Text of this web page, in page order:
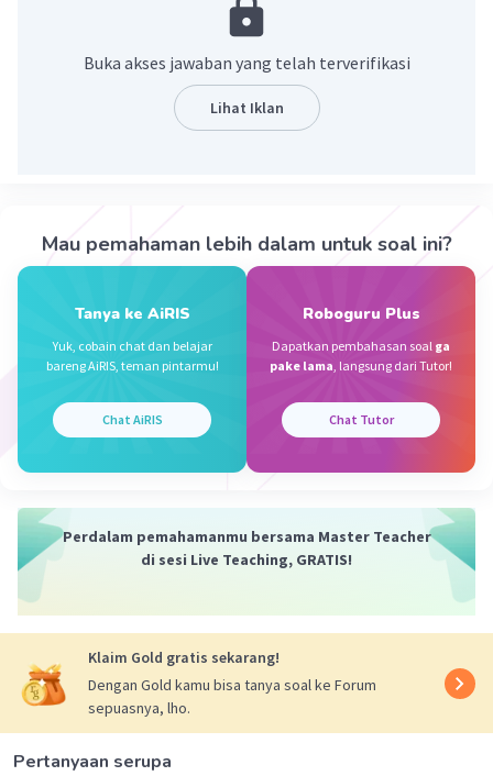
1,7
______+
1,557
Beri Rating·5.0 Balas
Cinta C Level 31
thank you
09 Oktober 2023 14:09
Jawaban terverifikasi
2,6 - 1,7 + 0,657 = 0,9 + 0,657
Beri Rating Balas
Buka akses jawaban yang telah terverifikasi
Lihat Iklan
Mau pemahaman lebih dalam untuk soal ini?
Tanya ke AiRIS
Yuk, cobain chat dan belajar
bareng AiRIS, teman pintarmu!
Chat AiRIS
Roboguru Plus
Dapatkan pembahasan soal ga
pake lama, langsung dari Tutor!
Chat Tutor
Perdalam pemahamanmu bersama Master Teacher
di sesi Live Teaching, GRATIS!
Klaim Gold gratis sekarang!
Dengan Gold kamu bisa tanya soal ke Forum
sepuasnya, lho.
Pertanyaan serupa